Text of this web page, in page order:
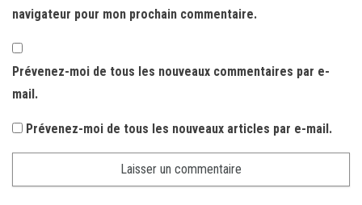
navigateur pour mon prochain commentaire.
Prévenez-moi de tous les nouveaux commentaires par e-
mail.
Prévenez-moi de tous les nouveaux articles par e-mail.